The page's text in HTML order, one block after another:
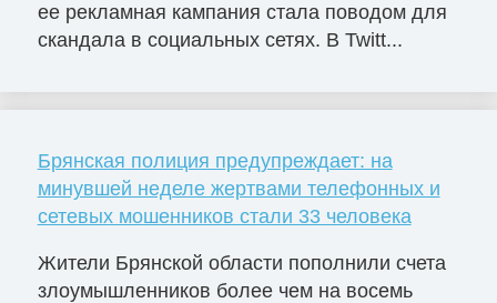
ее рекламная кампания стала поводом для
скандала в социальных сетях. В Twitt...
Брянская полиция предупреждает: на
минувшей неделе жертвами телефонных и
сетевых мошенников стали 33 человека
Жители Брянской области пополнили счета
злоумышленников более чем на восемь